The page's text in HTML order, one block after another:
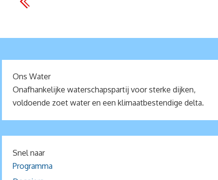
Ons Water
Onafhankelijke waterschapspartij voor sterke dijken,
voldoende zoet water en een klimaatbestendige delta.
Snel naar
Programma